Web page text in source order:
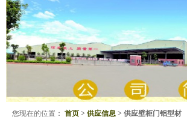
您现在的位置： 首页 > 供应信息 > 供应壁柜门铝型材